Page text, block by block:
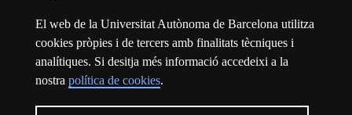
El web de la Universitat Autònoma de Barcelona utilitza
cookies pròpies i de tercers amb finalitats tècniques i
analítiques. Si desitja més informació accedeixi a la
nostra política de cookies.
Sobre el web
Universitat Autònoma de Barcelona
Avís legalAquest enllaç s'obre en una finestra nova
Protecció de dadesAquest enllaç s'obre en una finestra nova
Sobre el webAquest enllaç s'obre en una finestra nova